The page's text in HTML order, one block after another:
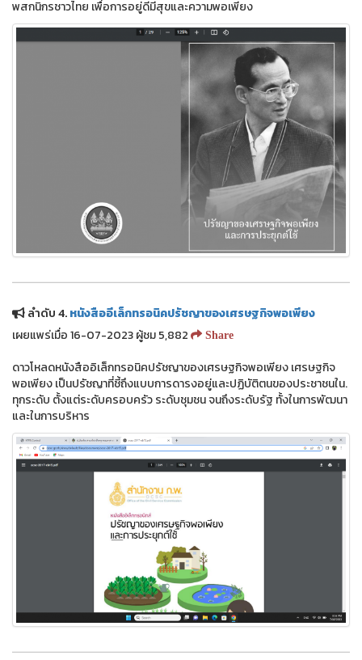
พสกนิกรชาวไทย เพื่อการอยู่ดีมีสุขและความพอเพียง
ลำดับ 4.หนังสืออีเล็กทรอนิคปรัชญาของเศรษฐกิจพอเพียง
เผยแพร่เมื่อ 16-07-2023 ผู้ชม 5,882
Share
ดาวโหลดหนังสืออิเล็กทรอนิคปรัชญาของเศรษฐกิจพอเพียง เศรษฐกิจ
พอเพียง เป็นปรัชญาที่ชี้ถึงแบบการดารงอยู่และปฏิบัติตนของประชาชนใน.
ทุกระดับ ตั้งแต่ระดับครอบครัว ระดับชุมชน จนถึงระดับรัฐ ทั้งในการพัฒนา
และในการบริหาร